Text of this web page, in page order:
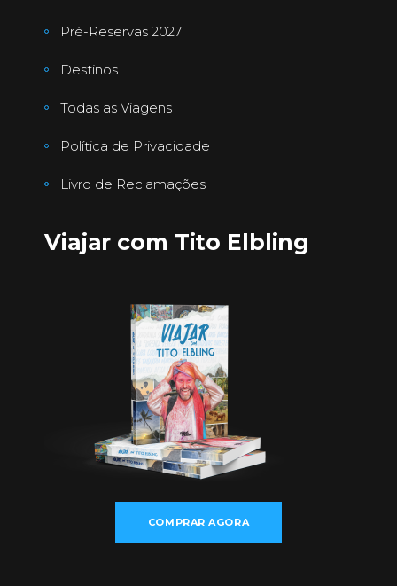
Pré-Reservas 2027
Destinos
Todas as Viagens
Política de Privacidade
Livro de Reclamações
Viajar com Tito Elbling
COMPRAR AGORA